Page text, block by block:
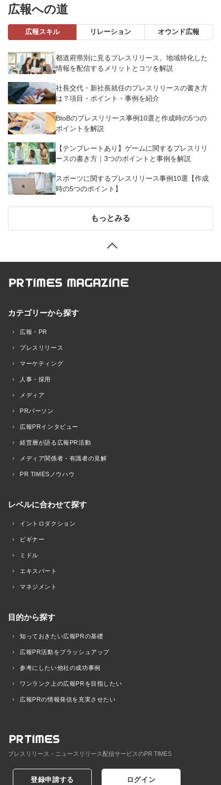
広報への道
広報スキル リレーション オウンド広報
都道府県別に見るプレスリリース。地域特化した
情報を配信するメリットとコツを解説
社長交代・新社長就任のプレスリリースの書き方
は？項目・ポイント・事例を紹介
BtoBのプレスリリース事例10選と作成時の5つの
ポイントを解説
【テンプレートあり】ゲームに関するプレスリリ
ースの書き方｜3つのポイントと事例を解説
スポーツに関するプレスリリース事例10選【作成
時の5つのポイント】
もっとみる
カテゴリーから探す
広報・PR
プレスリリース
マーケティング
人事・採用
メディア
PRパーソン
広報PRインタビュー
経営層が語る広報PR活動
メディア関係者・有識者の見解
PR TIMESノウハウ
レベルに合わせて探す
イントロダクション
ビギナー
ミドル
エキスパート
マネジメント
目的から探す
知っておきたい広報PRの基礎
広報PR活動をブラッシュアップ
参考にしたい他社の成功事例
ワンランク上の広報PRを目指したい
広報PRの情報発信を充実させたい
プレスリリース・ニュースリリース配信サービスのPR TIMES
登録申請する ログイン